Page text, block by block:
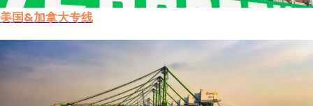
美国&加拿大专线